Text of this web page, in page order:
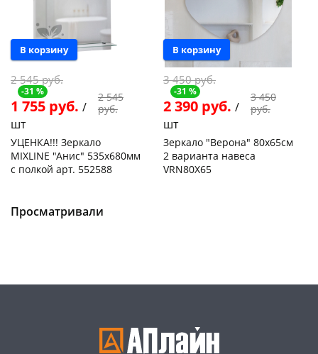
В корзину
2 545 руб.
-31 %
1 755 руб. /
шт
2 545
руб.
УЦЕНКА!!! Зеркало
MIXLINE "Анис" 535х680мм
с полкой арт. 552588
В корзину
3 450 руб.
-31 %
2 390 руб. /
шт
3 450
руб.
Зеркало "Верона" 80х65см
2 варианта навеса
VRN80X65
Просматривали